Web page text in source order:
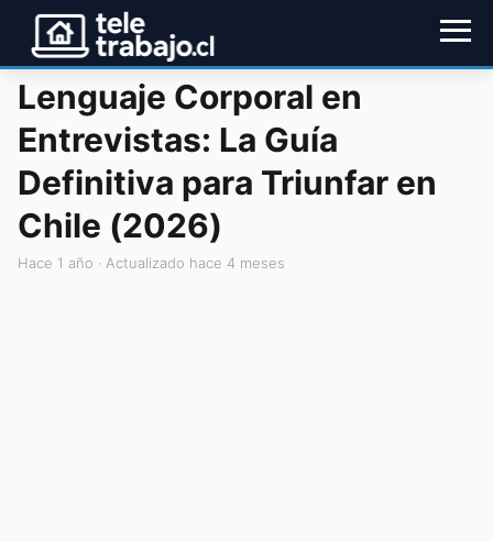
Lenguaje Corporal en
Entrevistas: La Guía
Definitiva para Triunfar en
Chile (2026)
hace 1 año · Actualizado hace 4 meses